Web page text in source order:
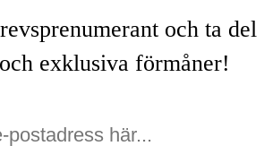
och ta del
exklusiva förmåner!